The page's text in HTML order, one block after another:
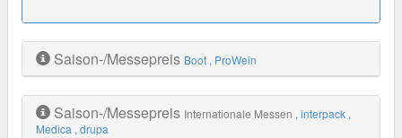
Saison-/Messepreis Boot , ProWein
Saison-/Messepreis Internationale Messen , interpack ,
Medica , drupa